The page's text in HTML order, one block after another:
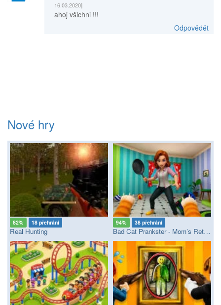
16.03.2020]
ahoj všichni !!!
Odpovědět
Nové hry
82% 18 přehrání
Real Hunting
94% 38 přehrání
Bad Cat Prankster - Mom’s Return